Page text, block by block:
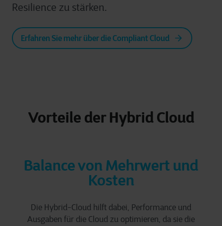
Resilience zu stärken.
Erfahren Sie mehr über die Compliant Cloud
Balance von Mehrwert und
Kosten
Die Hybrid-Cloud hilft dabei, Performance und
Ausgaben für die Cloud zu optimieren, da sie die
Vorteile der Hybrid Cloud